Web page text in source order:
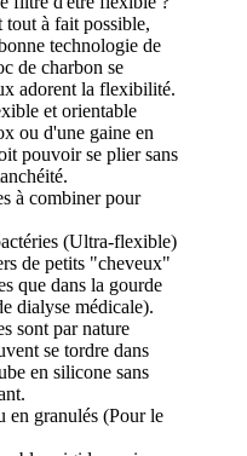
tout à fait possible,
technologie de
de charbon se
adorent la flexibilité.
et orientable
ou d'une gaine en
pouvoir se plier sans
à combiner pour
(Ultra-flexible)
de petits "cheveux"
que dans la gourde
dialyse médicale).
sont par nature
se tordre dans
en silicone sans
en granulés (Pour le